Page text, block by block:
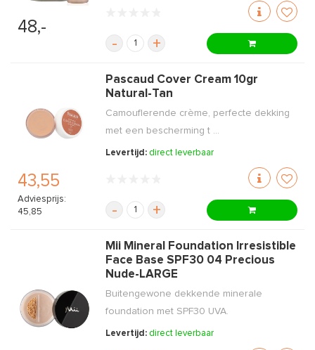
48,-
- +
43,55
Adviesprijs:
45,85
Pascaud Cover Cream 10gr
Natural-Tan
Camouflerende crème, perfecte dekking
met een bescherming t ...
Levertijd: direct leverbaar
- +
Mii Mineral Foundation Irresistible
Face Base SPF30 04 Precious
Nude-LARGE
Buitengewone dekkende minerale
foundation met SPF30 UVA.
Levertijd: direct leverbaar